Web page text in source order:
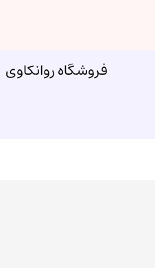
فروشگاه روانکاوی